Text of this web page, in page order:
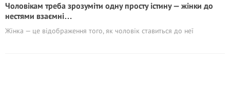
Чоловікам треба зрозуміти одну просту істину — жінки до
нестями взаємні…
Жінка — це відображення того, як чоловік ставиться до неї